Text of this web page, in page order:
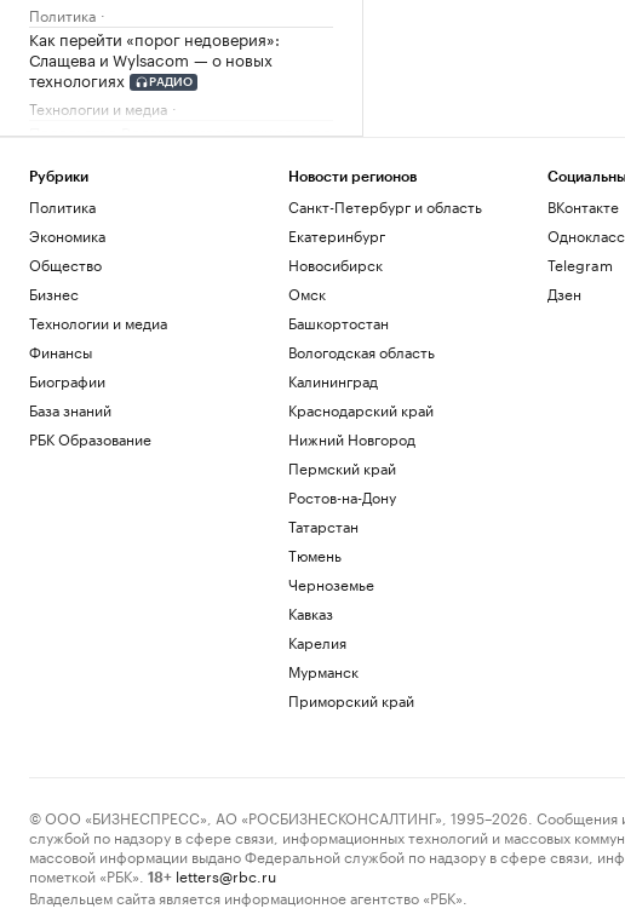
Политика
Как перейти «порог недоверия»:
Слащева и Wylsacom — о новых
технологиях
РАДИО
Технологии и медиа
Посольство России назвало инцидент с
Политика
Рубрики
Политика
Экономика
Общество
Бизнес
Технологии и медиа
Финансы
Биографии
База знаний
РБК Образование
Новости регионов
Санкт-Петербург и область
Екатеринбург
Новосибирск
Омск
Башкортостан
Вологодская область
Калининград
Краснодарский край
Нижний Новгород
Пермский край
Ростов-на-Дону
Татарстан
Тюмень
Черноземье
Кавказ
Карелия
Мурманск
Приморский край
ВКонтакте
Telegram
Дзен
© ООО «БИЗНЕСПРЕСС», АО «РОСБИЗНЕСКОНСАЛТИНГ», 1995–2026. Сообщения и
службой по надзору в сфере связи, информационных технологий и массовых
массовой информации выдано Федеральной службой по надзору в сфере связи,
пометкой «РБК».
18+ letters@rbc.ru
Владельцем сайта является информационное агентство «РБК».